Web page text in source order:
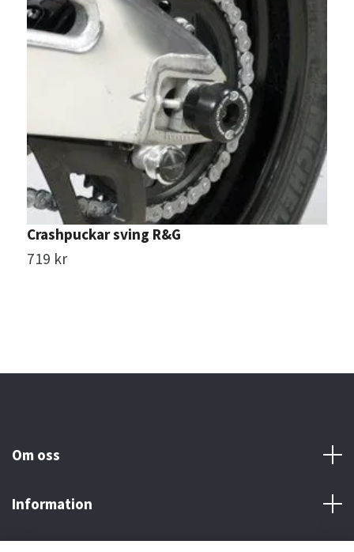
Crashpuckar sving R&G
719 kr
Om oss
Information